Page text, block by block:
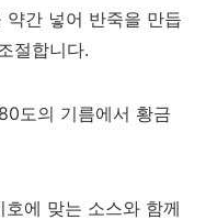
간 넣어 반죽을 만듭
절합니다.
도의 기름에서 황금
에 맞는 소스와 함께